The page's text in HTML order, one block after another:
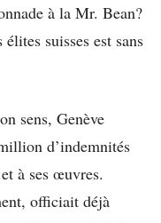
à la Mr. Bean?
suisses est sans
sens, Genève
d’indemnités
à ses œuvres.
officiait déjà